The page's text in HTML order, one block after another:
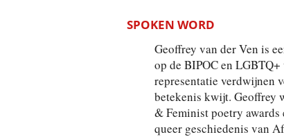
SPOKEN WORD
Geoffrey van der Ven is
op de BIPOC en
representatie verdwijnen
betekenis kwijt. Geoffrey
& Feminist poetry
queer geschiedenis van